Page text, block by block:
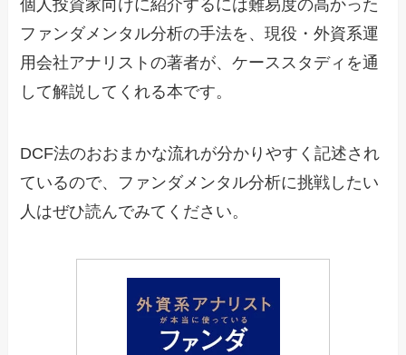
個人投資家向けに紹介するには難易度の高かった
ファンダメンタル分析の手法を、現役・外資系運
用会社アナリストの著者が、ケーススタディを通
して解説してくれる本です。
DCF法のおおまかな流れが分かりやすく記述され
ているので、ファンダメンタル分析に挑戦したい
人はぜひ読んでみてください。